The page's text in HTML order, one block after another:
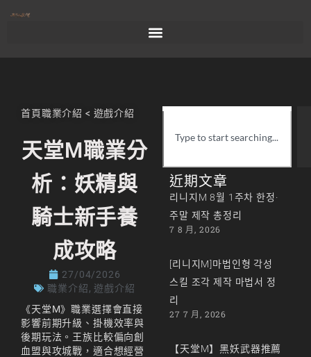
首頁職業介紹 < 遊戲介紹
天堂M職業分
析：妖精與
騎士新手養
成攻略
27/04/2026
職業介紹, 遊戲介紹
《天堂M》職業選擇會直接
影響前期升級、掛機效率與
後期玩法。王族比較偏向創
血盟與攻城戰，適合想經營
近期文章
리니지M 8월 1주차 한정·
주말 제작 총정리
7 8 月, 2026
[리니지M]마법인형 각성
스킬 조각 제작 마법서 정
리
27 7 月, 2026
【天堂M】黑妖武器推薦